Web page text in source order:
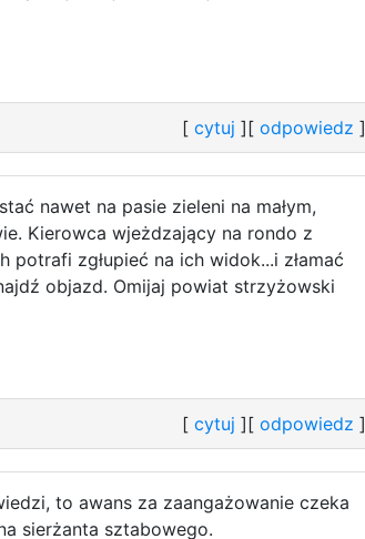
[ cytuj ][ odpowiedz ]
nawet na pasie zieleni na małym,
Kierowca wjeżdzający na rondo z
zgłupieć na ich widok...i złamać
objazd. Omijaj powiat strzyżowski
[ cytuj ][ odpowiedz ]
to awans za zaangażowanie czeka
sierżanta sztabowego.